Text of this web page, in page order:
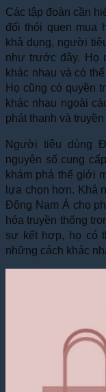
Các tập đoàn cần
đổi thói quen mua
khả dụng, người
như trước đây. Họ
khác nhau và có
Họ cũng có quyền
khác nhau ngoài
phát thanh và
Người tiêu dùng
nguyên số cung
khám phá thế giới
lựa chọn hơn. Khả
Đông Nam Á cho
hóa truyền thống
sự kết hợp, họ có
những cách khác